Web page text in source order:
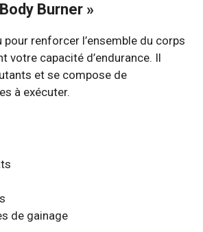
Burner »
pour renforcer l’ensemble du corps
votre capacité d’endurance. Il
et se compose de
à exécuter.
de gainage